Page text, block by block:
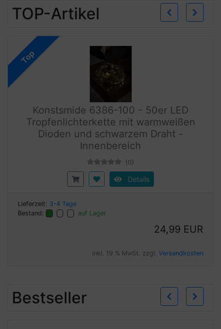
TOP-Artikel
Top
Konstsmide 6386-100 - 50er LED
Tropfenlichterkette mit warmweißen
Dioden und schwarzem Draht -
Innenbereich
(0)
Details
Lieferzeit: 3-4 Tage
Bestand:
auf Lager
24,99 EUR
inkl. 19 % MwSt. zzgl. Versandkosten
Bestseller